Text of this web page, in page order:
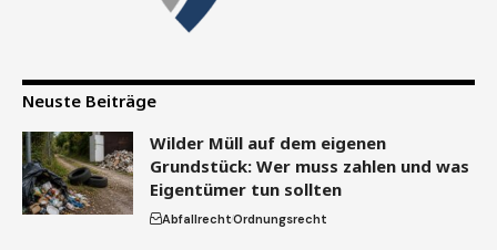
Neuste Beiträge
Wilder Müll auf dem eigenen
Grundstück: Wer muss zahlen und was
Eigentümer tun sollten
AbfallrechtOrdnungsrecht